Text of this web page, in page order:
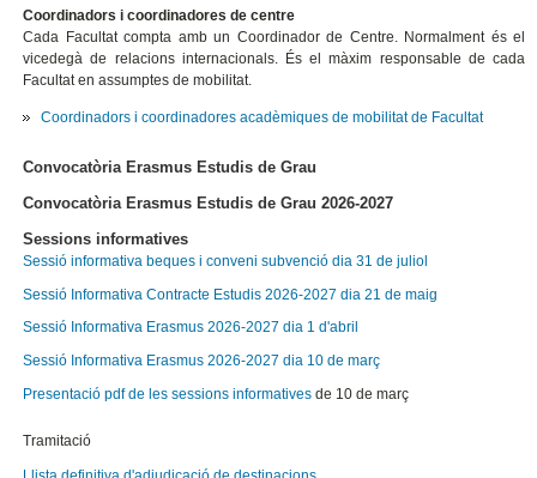
Coordinadors i coordinadores de centre
Cada Facultat compta amb un Coordinador de Centre. Normalment és el
vicedegà de relacions internacionals. És el màxim responsable de cada
Facultat en assumptes de mobilitat.
Coordinadors i coordinadores acadèmiques de mobilitat de Facultat
Convocatòria Erasmus Estudis de Grau
Convocatòria Erasmus Estudis de Grau 2026-2027
Sessions informatives
Sessió informativa beques i conveni subvenció dia 31 de juliol
Sessió Informativa Contracte Estudis 2026-2027 dia 21 de maig
Sessió Informativa Erasmus 2026-2027 dia 1 d'abril
Sessió Informativa Erasmus 2026-2027 dia 10 de març
Presentació pdf de les sessions informatives de 10 de març
Tramitació